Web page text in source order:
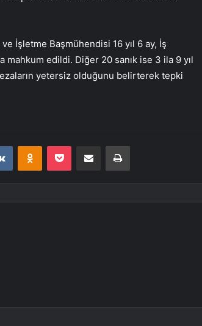
İşletme Başmühendisi 16 yıl 6 ay, İş
mahkum edildi. Diğer 20 sanık ise 3 ila 9 yıl
yetersiz olduğunu belirterek tepki
VKontakteOdnoklassniki
Pocket E-Posta ile paylaş Yazdır